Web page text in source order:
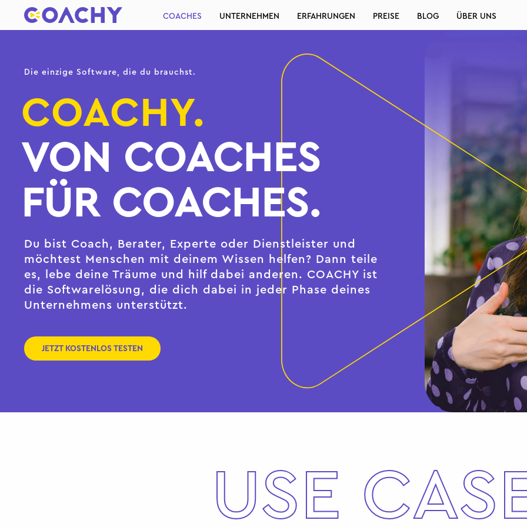
COACHES UNTERNEHMEN ERFAHRUNGEN PREISE BLOG ÜBER UNS
Die einzige Software, die du brauchst.
COACHY.
VON COACHES
FÜR COACHES.
Du bist Coach, Berater, Experte oder Dienstleister und
möchtest Menschen mit deinem Wissen helfen? Dann teile
es, lebe deine Träume und hilf dabei anderen. COACHY ist
die Softwarelösung, die dich dabei in jeder Phase deines
Unternehmens unterstützt.
JETZT KOSTENLOS TESTEN
USE